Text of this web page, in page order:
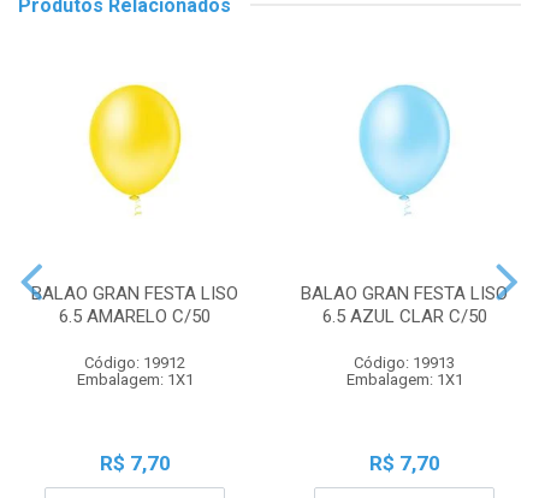
Produtos Relacionados
BALAO GRAN FESTA LISO
6.5 AMARELO C/50
Código: 19912
Embalagem: 1X1
R$ 7,70
BALAO GRAN FESTA LISO
6.5 AZUL CLAR C/50
Código: 19913
Embalagem: 1X1
R$ 7,70